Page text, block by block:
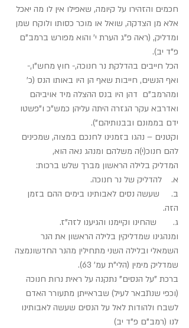
חכמים והזהירו על קיומה, שאפילו אין לו מה יאכל
אלא מן הצדקה, שואל או מוכר כסותו ולוקח שמן
ומדליק, (ראה פ"ג הערת י' והוא מפורש ברמב"ם
פ"ד יב).
הכל חייבים בהדלקת נר חנוכה,- חוץ מחש"ו,-
ואף הנשים, חייבות שאף הן היו באותו הנס (כ'
ומהרמב"ם  דהן היו בנס ההצלה מיד אויביהם
ואדרבא עקר הגזרה היתה עליהן כמש"כ ו"פשטו
ידם בממונם ובבנותיהם").
וקטנים – נהגו בזמנינו לחנכם במצוה, שמכינים
להם חנוכ(י)ה משלהם ומנהג נאה הוא,
המדליק בלילה הראשון מברך שלש ברכות:
א.    להדליק של נר חנוכה.
ב.     שעשה נסים לאבותינו בימים ההם בזמן
הזה.
ג.       שהחינו וקיימנו והגיענו לזה"ז.
ומנהגינו שמדליקין בלילה הראשון את הנר
השמאלי ובלילה השני מתחילין מהנר החדשונמצה
שמדליק מימין (הלי"ת עמ' 63).
ברכת "על הנסים" נתקנה על ראית נרות חנוכה
(וכפי שנתבאר לעיל) שבראייתן מתעורר האדם
לשבח ולהודות לאל על הנסים שעשה לאבותינו
לנו (רמב"ם פ"ד יב)